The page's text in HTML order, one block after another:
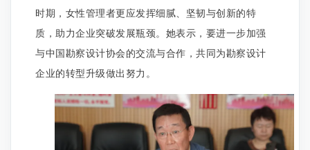
时期，女性管理者更应发挥细腻、坚韧与创新的特
质，助力企业突破发展瓶颈。她表示，要进一步加强
与中国勘察设计协会的交流与合作，共同为勘察设计
企业的转型升级做出努力。